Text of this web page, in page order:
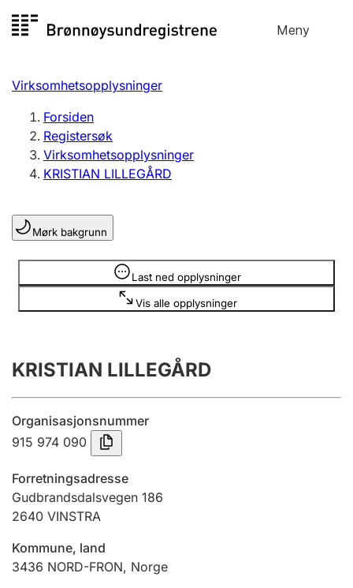
til
Meny
Registersøk
Aksjeselskap
Enkeltpersonforetak
Registrere, endre, slette
Lag og forening
Registrere, endre, slette
Årsregnskap
Innsending og forsinkelsesgebyr
Tinglysing
Jeger
Virksomhetsopplysninger
Forsiden
Registersøk
Virksomhetsopplysninger
KRISTIAN LILLEGÅRD
Mørk bakgrunn
Last ned opplysninger
Vis alle opplysninger
Opplysninger er skjult
KRISTIAN LILLEGÅRD
Organisasjonsnummer
915 974 090
Forretningsadresse
Gudbrandsdalsvegen 186
2640 VINSTRA
Kommune, land
3436 NORD-FRON, Norge